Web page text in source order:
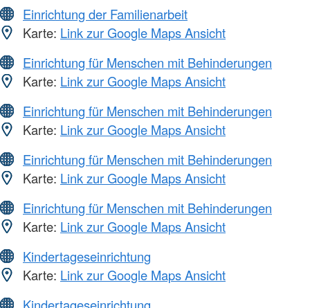
Einrichtung der Familienarbeit
Karte: Link zur Google Maps Ansicht
Einrichtung für Menschen mit Behinderungen
Karte: Link zur Google Maps Ansicht
Einrichtung für Menschen mit Behinderungen
Karte: Link zur Google Maps Ansicht
Einrichtung für Menschen mit Behinderungen
Karte: Link zur Google Maps Ansicht
Einrichtung für Menschen mit Behinderungen
Karte: Link zur Google Maps Ansicht
Kindertageseinrichtung
Karte: Link zur Google Maps Ansicht